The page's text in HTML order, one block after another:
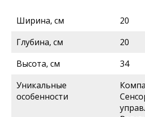
Ширина, см
20
Глубина, см
20
Высота, см
34
Уникальные
особенности